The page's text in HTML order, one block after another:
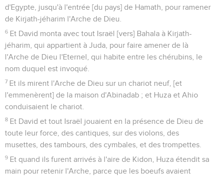
d'Egypte, jusqu'à l'entrée [du pays] de Hamath, pour ramener
de Kirjath-jéharim l'Arche de Dieu.
6 Et David monta avec tout Israël [vers] Bahala à Kirjath-
jéharim, qui appartient à Juda, pour faire amener de là
l'Arche de Dieu l'Eternel, qui habite entre les chérubins, le
nom duquel est invoqué.
7 Et ils mirent l'Arche de Dieu sur un chariot neuf, [et
l'emmenèrent] de la maison d'Abinadab ; et Huza et Ahio
conduisaient le chariot.
8 Et David et tout Israël jouaient en la présence de Dieu de
toute leur force, des cantiques, sur des violons, des
musettes, des tambours, des cymbales, et des trompettes.
9 Et quand ils furent arrivés à l'aire de Kidon, Huza étendit sa
main pour retenir l'Arche, parce que les boeufs avaient